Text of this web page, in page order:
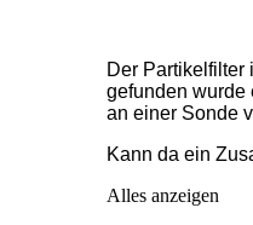
Der Partikelfilter
gefunden wurde
an einer Sonde
Kann da ein
Alles anzeigen